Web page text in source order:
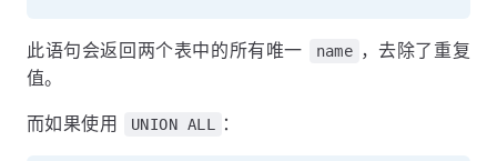
此语句会返回两个表中的所有唯一 name ，去除了重复
值。
而如果使用 UNION ALL ：